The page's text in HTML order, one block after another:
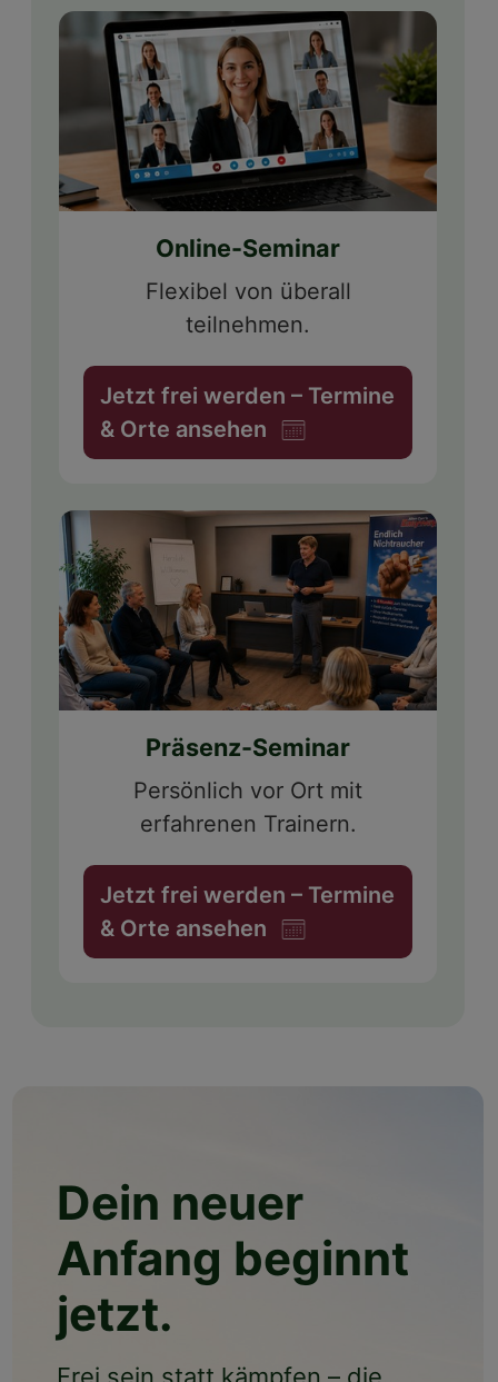
Online-Seminar
Flexibel von überall
teilnehmen.
Jetzt frei werden – Termine
& Orte ansehen
Präsenz-Seminar
Persönlich vor Ort mit
erfahrenen Trainern.
Jetzt frei werden – Termine
& Orte ansehen
Dein neuer
Anfang beginnt
jetzt.
Frei sein statt kämpfen – die